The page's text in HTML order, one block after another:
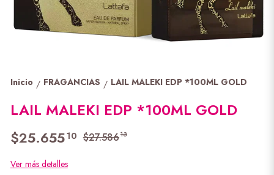
Inicio / FRAGANCIAS / LAIL MALEKI EDP *100ML GOLD
LAIL MALEKI EDP *100ML GOLD
$25.65510 $27.58613
Ver más detalles